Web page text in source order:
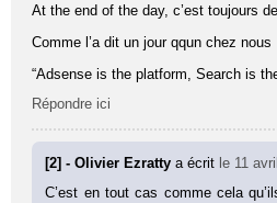
At the end of the day, c’est toujours
Comme l’a dit un jour qqun chez nous
“Adsense is the platform, Search is
Répondre ici
[2] - Olivier Ezrattya écrit le 11
C’est en tout cas comme cela